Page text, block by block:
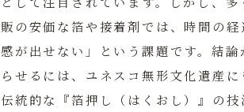
販の安価な箔や接着剤では、時間の
感が出せない」という課題です。 結論
らせるには、ユネスコ無形文化遺産
伝統的な『箔押し（はくおし）』の